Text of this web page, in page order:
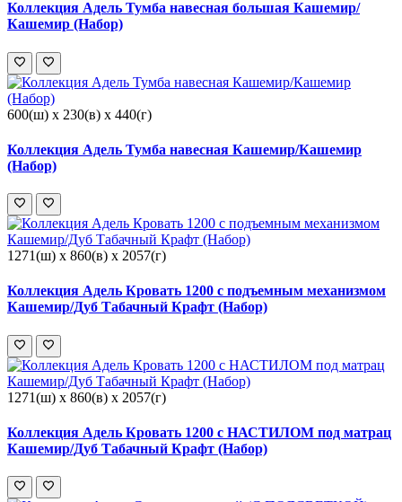
Коллекция Адель Тумба навесная большая Кашемир/
Кашемир (Набор)
600(ш) x 230(в) x 440(г)
Коллекция Адель Тумба навесная Кашемир/Кашемир
(Набор)
1271(ш) x 860(в) x 2057(г)
Коллекция Адель Кровать 1200 с подъемным механизмом
Кашемир/Дуб Табачный Крафт (Набор)
1271(ш) x 860(в) x 2057(г)
Коллекция Адель Кровать 1200 с НАСТИЛОМ под матрац
Кашемир/Дуб Табачный Крафт (Набор)